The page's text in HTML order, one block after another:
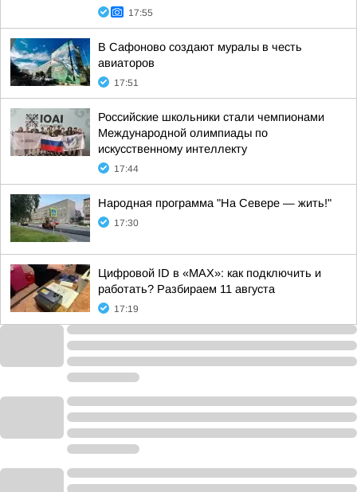
17:55
В Сафоново создают муралы в честь
авиаторов
17:51
Российские школьники стали чемпионами
Международной олимпиады по
искусственному интеллекту
17:44
Народная программа "На Севере — жить!"
17:30
Цифровой ID в «MAX»: как подключить и
работать? Разбираем 11 августа
17:19